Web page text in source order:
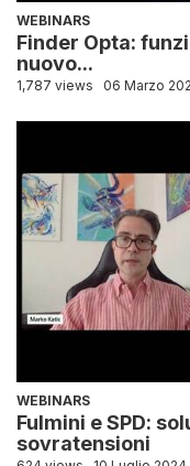
WEBINARS
Finder Opta:
nuovo...
1,787 views 06 Marzo
WEBINARS
Fulmini e SPD:
sovratensioni